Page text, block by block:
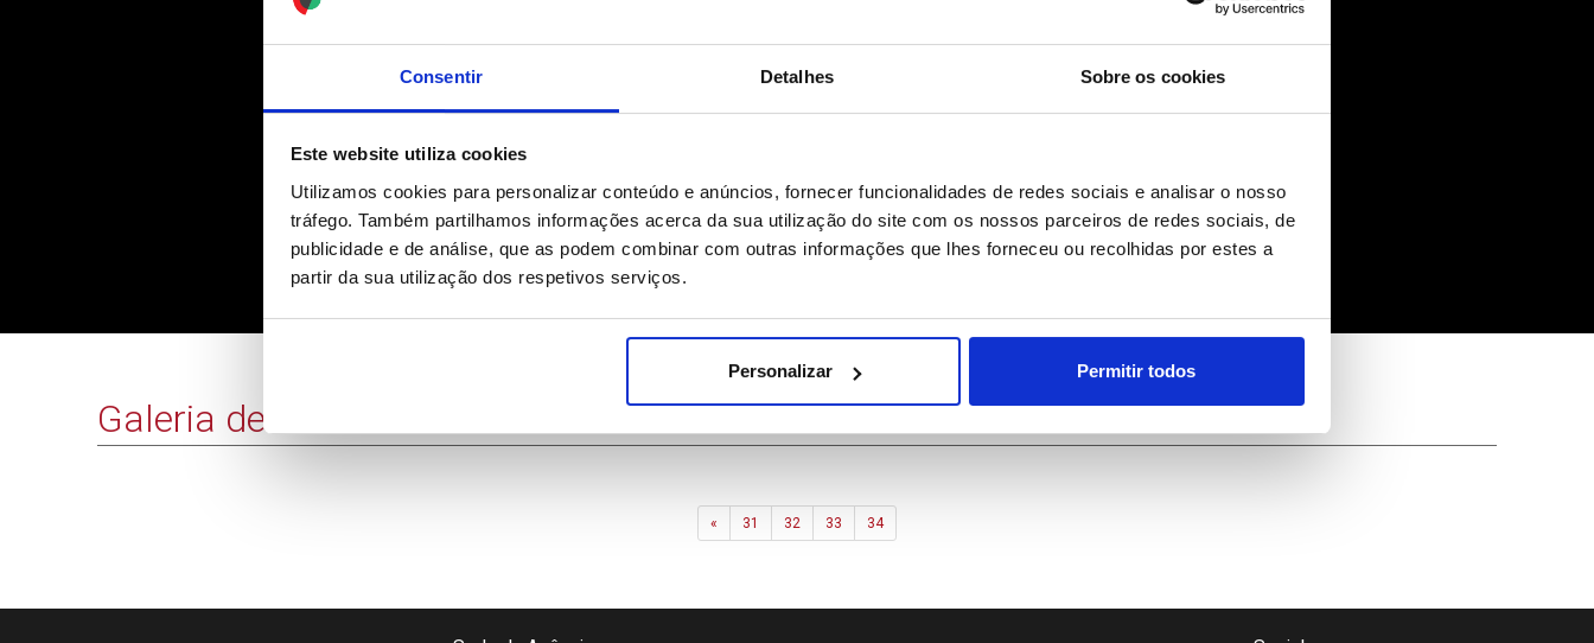
Consentir Detalhes Sobre os cookies
Este website utiliza cookies
Utilizamos cookies para personalizar conteúdo e anúncios, fornecer funcionalidades de redes sociais e analisar o nosso
tráfego. Também partilhamos informações acerca da sua utilização do site com os nossos parceiros de redes sociais, de
publicidade e de análise, que as podem combinar com outras informações que lhes forneceu ou recolhidas por estes a
partir da sua utilização dos respetivos serviços.
Personalizar Permitir todos
EUA vão introduzir tarifas de 25% sobre automóveis, produtos farmacêuticos e chips
Galeria de Vídeos
« Previous
31 32 33 34